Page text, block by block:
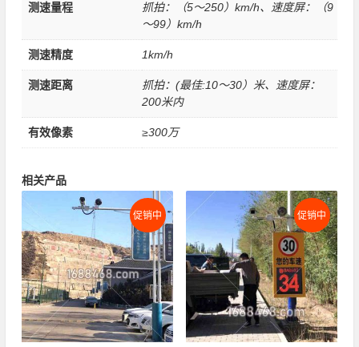
测速量程
抓拍：（5～250）km/h、速度屏：（9
～99）km/h
测速精度 1km/h
测速距离
抓拍：(最佳:10～30）米、速度屏：
200米内
有效像素 ≥300万
相关产品
促销中 促销中